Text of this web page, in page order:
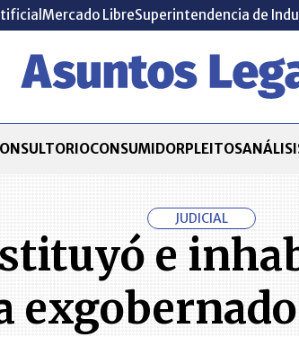
Mercado LibreSuperintendencia de
CONSUMIDORPLEITOS
JUDICIAL
e